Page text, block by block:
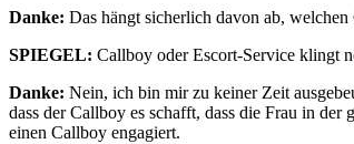
Danke: Das hängt sicherlich davon ab,
SPIEGEL: Callboy oder Escort-Service klingt
Danke: Nein, ich bin mir zu keiner Zeit
dass der Callboy es schafft, dass die Frau in
einen Callboy engagiert.